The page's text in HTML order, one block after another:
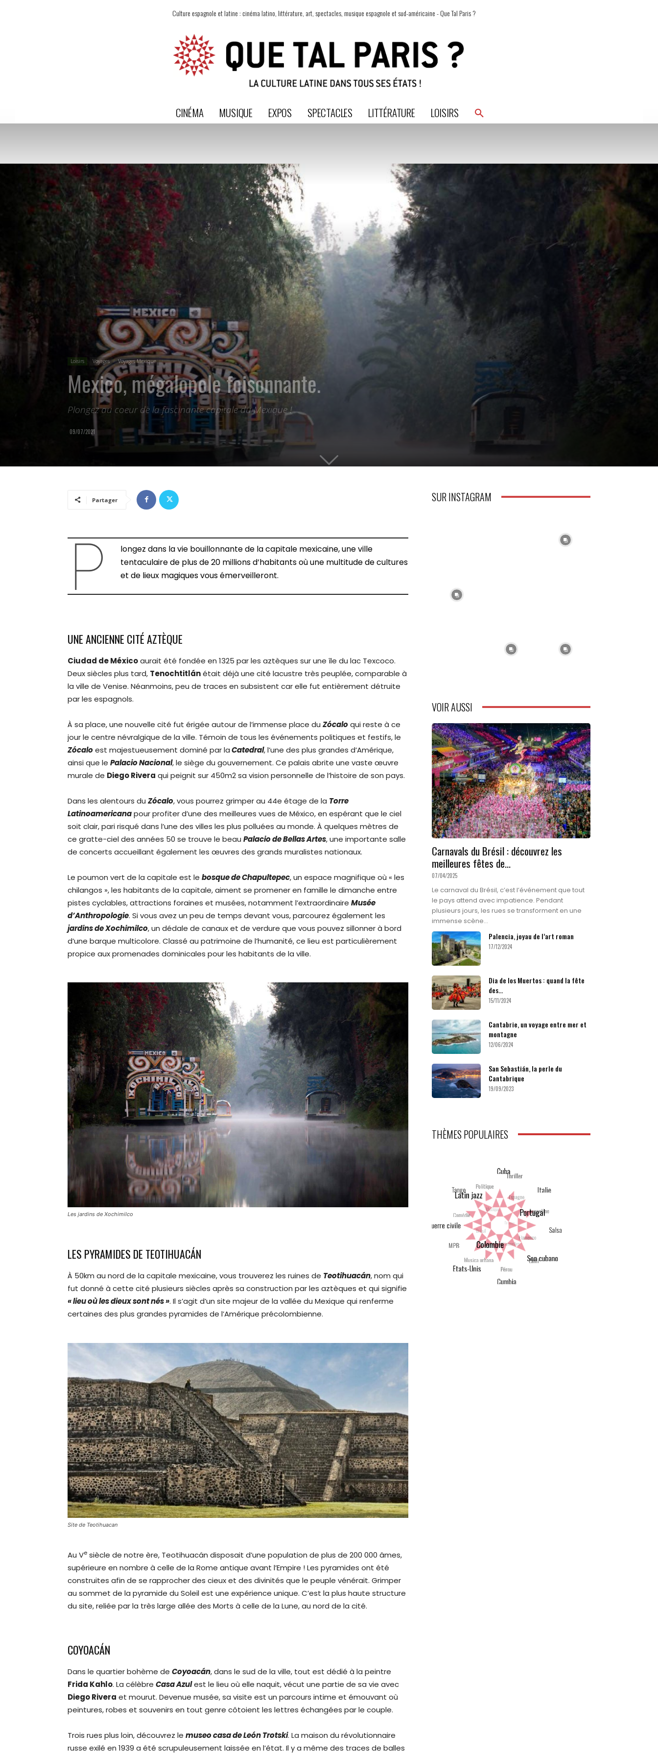
Culture espagnole et latine : cinéma latino, littérature, art, spectacles, musique espagnole et sud-américaine - Que Tal Paris ?
CINÉMA MUSIQUE EXPOS SPECTACLES LITTÉRATURE LOISIRS
Loisirs Voyages Voyages Mexique
Mexico, mégalopole foisonnante.
Plongez au coeur de la fascinante capitale du Mexique !
09/07/2021
Partager
P
longez dans la vie bouillonnante de la capitale mexicaine, une ville
tentaculaire de plus de 20 millions d’habitants où une multitude de cultures
et de lieux magiques vous émerveilleront.
UNE ANCIENNE CITÉ AZTÈQUE
Ciudad de Méxicoaurait été fondée en 1325 par les aztèques sur une île du lac Texcoco.
Deux siècles plus tard, Tenochtitlánétait déjà une cité lacustre très peuplée, comparable à
la ville de Venise. Néanmoins, peu de traces en subsistent car elle fut entièrement détruite
par les espagnols.
À sa place, une nouvelle cité fut érigée autour de l’immense place du Zócaloqui reste à ce
jour le centre névralgique de la ville. Témoin de tous les événements politiques et festifs, le
Zócaloest majestueusement dominé par laCatedral, l’une des plus grandes d’Amérique,
ainsi que le Palacio Nacional, le siège du gouvernement. Ce palais abrite une vaste œuvre
murale de Diego Rivera qui peignit sur 450m2 sa vision personnelle de l’histoire de son pays.
Dans les alentours du Zócalo, vous pourrez grimper au 44e étage de la Torre
Latinoamericanapour profiter d’une des meilleures vues de México, en espérant que le ciel
soit clair, pari risqué dans l’une des villes les plus polluées au monde. À quelques mètres de
ce gratte-ciel des années 50 se trouve le beau Palacio de Bellas Artes, une importante salle
de concerts accueillant également les œuvres des grands muralistes nationaux.
Le poumon vert de la capitale est le bosque de Chapultepec, un espace magnifique où « les
chilangos », les habitants de la capitale, aiment se promener en famille le dimanche entre
pistes cyclables, attractions foraines et musées, notamment l’extraordinaire Musée
d’Anthropologie. Si vous avez un peu de temps devant vous, parcourez également les
jardins de Xochimilco, un dédale de canaux et de verdure que vous pouvez sillonner à bord
d’une barque multicolore. Classé au patrimoine de l’humanité, ce lieu est particulièrement
propice aux promenades dominicales pour les habitants de la ville.
Les jardins de Xochimilco
LES PYRAMIDES DE TEOTIHUACÁN
À 50km au nord de la capitale mexicaine, vous trouverez les ruines de Teotihuacán, nom qui
fut donné à cette cité plusieurs siècles après sa construction par les aztèques et qui signifie
« lieu où les dieux sont nés ». Il s’agit d’un site majeur de la vallée du Mexique qui renferme
certaines des plus grandes pyramides de l’Amérique précolombienne.
Site de Teotihuacan
Au Ve siècle de notre ère, Teotihuacán disposait d’une population de plus de 200 000 âmes,
supérieure en nombre à celle de la Rome antique avant l’Empire ! Les pyramides ont été
construites afin de se rapprocher des cieux et des divinités que le peuple vénérait. Grimper
au sommet de la pyramide du Soleil est une expérience unique. C’est la plus haute structure
du site, reliée par la très large allée des Morts à celle de la Lune, au nord de la cité.
COYOACÁN
Dans le quartier bohème de Coyoacán, dans le sud de la ville, tout est dédié à la peintre
Frida Kahlo. La célèbre Casa Azulest le lieu où elle naquit, vécut une partie de sa vie avec
Diego Rivera et mourut. Devenue musée, sa visite est un parcours intime et émouvant où
peintures, robes et souvenirs en tout genre côtoient les lettres échangées par le couple.
Trois rues plus loin, découvrez le museo casa de León Trotski. La maison du révolutionnaire
russe exilé en 1939 a été scrupuleusement laissée en l’état. Il y a même des traces de balles
SUR INSTAGRAM
VOIR AUSSI
Carnavals du Brésil : découvrez les
meilleures fêtes de...
07/04/2025
Le carnaval du Brésil, c’est l’événement que tout
le pays attend avec impatience. Pendant
plusieurs jours, les rues se transforment en une
immense scène...
Palencia, joyau de l’art roman
17/12/2024
Dia de los Muertos : quand la fête
des...
15/11/2024
Cantabrie, un voyage entre mer et
montagne
12/06/2024
San Sebastián, la perle du
Cantabrique
19/09/2023
THÈMES POPULAIRES